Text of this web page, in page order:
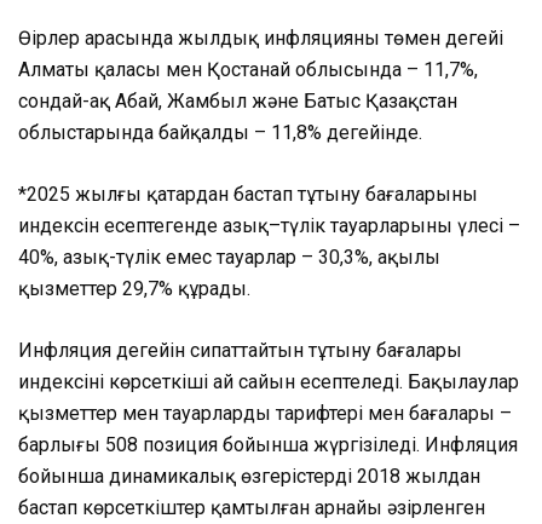
Өңірлер арасында жылдық инфляцияның төмен деңгейі
Алматы қаласы мен Қостанай облысында – 11,7%,
сондай-ақ Абай, Жамбыл және Батыс Қазақстан
облыстарында байқалды – 11,8% деңгейінде.
*2025 жылғы қаңтардан бастап тұтыну бағаларының
индексін есептегенде азық–түлік тауарларының үлесі –
40%, азық-түлік емес тауарлар – 30,3%, ақылы
қызметтер 29,7% құрады.
Инфляция деңгейін сипаттайтын тұтыну бағалары
индексінің көрсеткіші ай сайын есептеледі. Бақылаулар
қызметтер мен тауарлардың тарифтері мен бағалары –
барлығы 508 позиция бойынша жүргізіледі. Инфляция
бойынша динамикалық өзгерістерді 2018 жылдан
бастап көрсеткіштер қамтылған арнайы әзірленген